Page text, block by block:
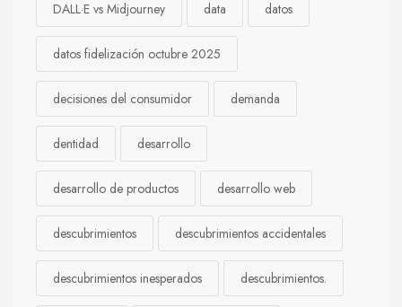
DALL·E vs Midjourney data datos
datos fidelización octubre 2025
decisiones del consumidor demanda
dentidad desarrollo
desarrollo de productos desarrollo web
descubrimientos descubrimientos accidentales
descubrimientos inesperados descubrimientos.